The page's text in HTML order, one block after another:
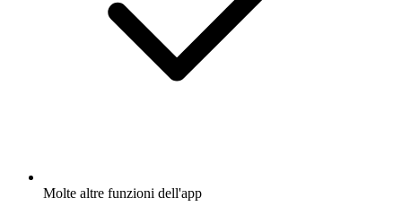
Molte altre funzioni dell'app